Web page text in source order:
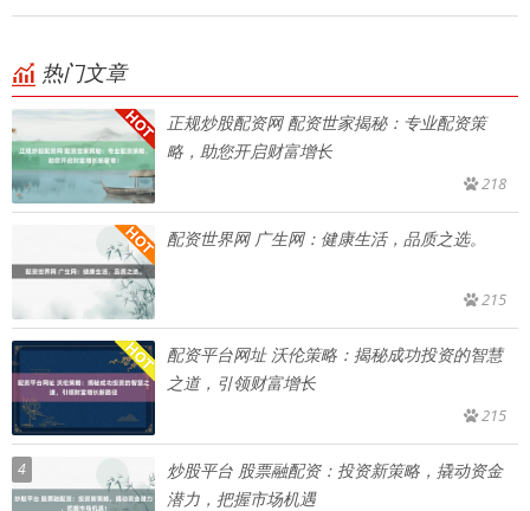
热门文章
正规炒股配资网 配资世家揭秘：专业配资策
略，助您开启财富增长
218
配资世界网 广生网：健康生活，品质之选。
215
配资平台网址 沃伦策略：揭秘成功投资的智慧
之道，引领财富增长
215
4
炒股平台 股票融配资：投资新策略，撬动资金
潜力，把握市场机遇